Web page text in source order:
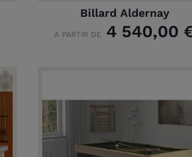
Billard Aldernay
A PARTIR DE 4 540,00